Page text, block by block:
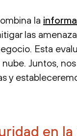
la
las
Esta
Juntos,
y
en